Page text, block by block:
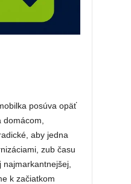
posúva opäť
aby jedna
zub času
k začiatkom